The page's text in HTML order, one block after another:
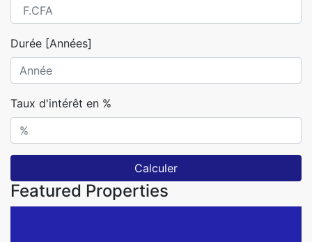
Durée [Années]
Taux d'intérêt en %
Calculer
Featured Properties